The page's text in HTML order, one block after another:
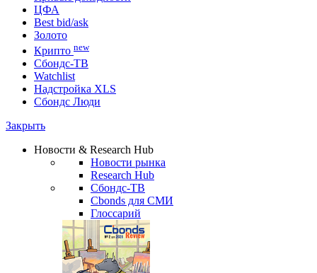
Портфель
Консенсусы
Поиск облигаций (ИИ)
Кривые доходности
ЦФА
Best bid/ask
Золото
Крипто new
Watchlist
Сбондс Люди
Новости & Research Hub
Новости рынка
Research Hub
Сбондс-ТВ
Cbonds для СМИ
Глоссарий